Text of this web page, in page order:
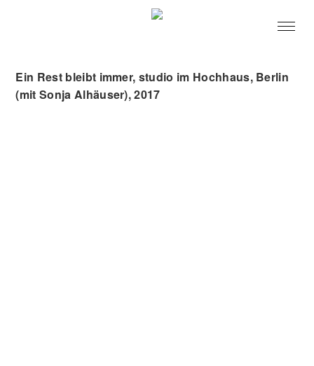
Ein Rest bleibt immer, studio im Hochhaus, Berlin
(mit Sonja Alhäuser), 2017